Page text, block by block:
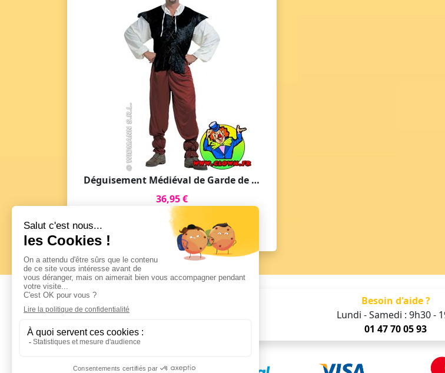
Déguisement Médiéval de Garde de Taverne pour Adulte
36,95 €
Voir le Produit
Besoin d'aide ?
Lundi - Samedi : 9h30 -
01 47 70 05 93